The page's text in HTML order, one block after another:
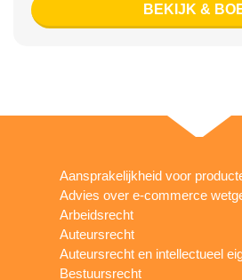
BEKIJK &
Aansprakelijkheid voor
Advies over e-commerce
Arbeidsrecht
Auteursrecht
Auteursrecht en intellectueel
Bestuursrecht